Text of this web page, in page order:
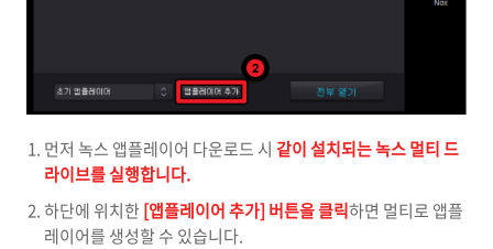
먼저 녹스 앱플레이어 다운로드 시 같이 설치되는 녹스 멀티 드
라이브를 실행합니다.
하단에 위치한[앱플레이어 추가] 버튼을 클릭하면 멀티로 앱플
레이어를 생성할 수 있습니다.